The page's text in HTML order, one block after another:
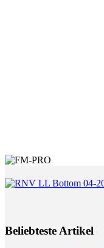
Beliebteste Artikel